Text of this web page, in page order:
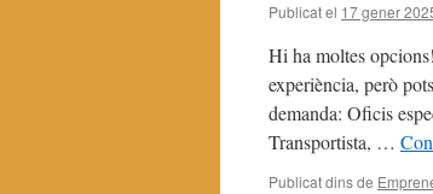
Publicat el 17 gener
Hi ha moltes
experiència, però
demanda: Oficis
Transportista, …
Publicat dins de